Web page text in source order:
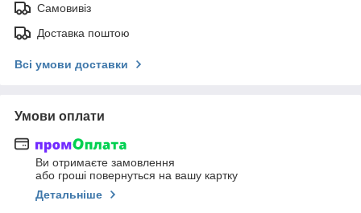
Самовивіз
Доставка поштою
Всі умови доставки
Умови оплати
Ви отримаєте замовлення
або гроші повернуться на вашу картку
Детальніше